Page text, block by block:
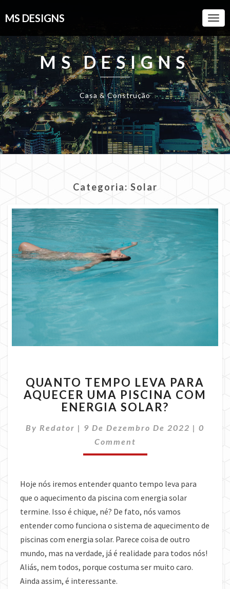
MS DESIGNS
MS DESIGNS
Casa & Construção
Categoria: Solar
TEMPO
LEVA
PARA
UMA
PISCINA
QUANTO TEMPO LEVA PARA
AQUECER UMA PISCINA COM
ENERGIA SOLAR?
By Redator | 9 De Dezembro De 2022 | 0
Comment
Hoje nós iremos entender quanto tempo leva para
que o aquecimento da piscina com energia solar
termine. Isso é chique, né? De fato, nós vamos
entender como funciona o sistema de aquecimento de
piscinas com energia solar. Parece coisa de outro
mundo, mas na verdade, já é realidade para todos nós!
Aliás, nem todos, porque costuma ser muito caro.
Ainda assim, é interessante.